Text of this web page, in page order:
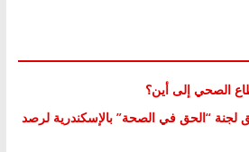
الصحي إلى أين؟
“الحق في الصحة” بالإسكندرية لرصد